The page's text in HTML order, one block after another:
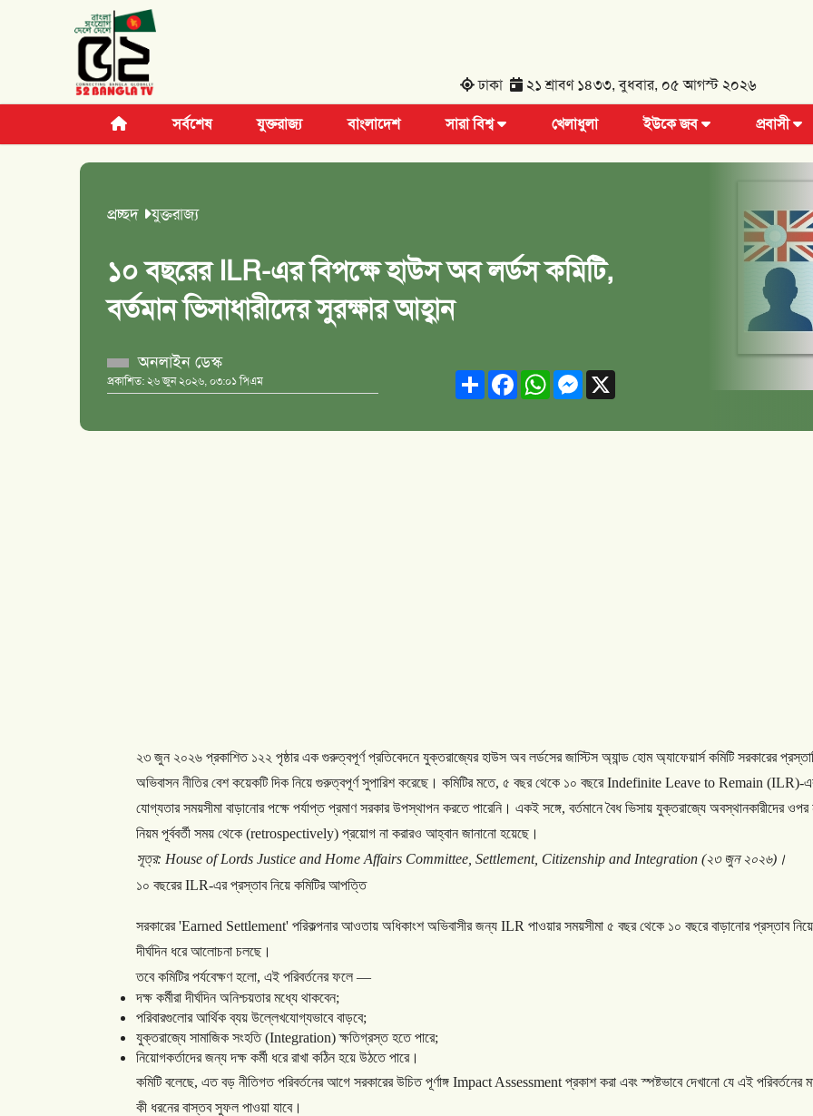
ঢাকা ২১ শ্রাবণ ১৪৩৩, বুধবার, ০৫ আগস্ট ২০২৬
সর্বশেষ যুক্তরাজ্য বাংলাদেশ সারা বিশ্ব খেলাধুলা ইউকে জব প্রবাসী
প্রচ্ছদ যুক্তরাজ্য
১০ বছরের ILR-এর বিপক্ষে হাউস অব লর্ডস কমিটি,
বর্তমান ভিসাধারীদের সুরক্ষার আহ্বান
অনলাইন ডেস্ক
প্রকাশিত: ২৬ জুন ২০২৬, ০৩:০১ পিএম ShareFacebookWhatsAppMessenger
X
২৩ জুন ২০২৬ প্রকাশিত ১২২ পৃষ্ঠার এক গুরুত্বপূর্ণ প্রতিবেদনে যুক্তরাজ্যের হাউস অব লর্ডসের জাস্টিস অ্যান্ড হোম অ্যাফেয়ার্স কমিটি সরকারের
অভিবাসন নীতির বেশ কয়েকটি দিক নিয়ে গুরুত্বপূর্ণ সুপারিশ করেছে। কমিটির মতে, ৫ বছর থেকে ১০ বছরেIndefinite Leave to Remain (ILR)-
যোগ্যতার সময়সীমা বাড়ানোর পক্ষে পর্যাপ্ত প্রমাণ সরকার উপস্থাপন করতে পারেনি। একই সঙ্গে, বর্তমানে বৈধ ভিসায় যুক্তরাজ্যে অবস্থানকারীদের ওপর
নিয়ম পূর্ববর্তী সময় থেকে (retrospectively) প্রয়োগ না করারও আহ্বান জানানো হয়েছে।
সূত্র: House of Lords Justice and Home Affairs Committee, Settlement, Citizenship and Integration (২৩ জুন ২০২৬) ।
১০ বছরেরILR-এর প্রস্তাব নিয়ে কমিটির আপত্তি
সরকারের'Earned Settlement' পরিকল্পনার আওতায় অধিকাংশ অভিবাসীর জন্য ILR পাওয়ার সময়সীমা ৫ বছর থেকে ১০ বছরে বাড়ানোর প্রস্তাব নিয়ে
দীর্ঘদিন ধরে আলোচনা চলছে।
তবে কমিটির পর্যবেক্ষণ হলো, এই পরিবর্তনের ফলে —
দক্ষ কর্মীরা দীর্ঘদিন অনিশ্চয়তার মধ্যে থাকবেন;
পরিবারগুলোর আর্থিক ব্যয় উল্লেখযোগ্যভাবে বাড়বে;
যুক্তরাজ্যে সামাজিক সংহতি(Integration)ক্ষতিগ্রস্ত হতে পারে;
নিয়োগকর্তাদের জন্য দক্ষ কর্মী ধরে রাখা কঠিন হয়ে উঠতে পারে।
কমিটি বলেছে, এত বড় নীতিগত পরিবর্তনের আগে সরকারের উচিত পূর্ণাঙ্গ Impact Assessment প্রকাশ করা এবং স্পষ্টভাবে দেখানো যে এই পরিবর্তনের
কী ধরনের বাস্তব সুফল পাওয়া যাবে।